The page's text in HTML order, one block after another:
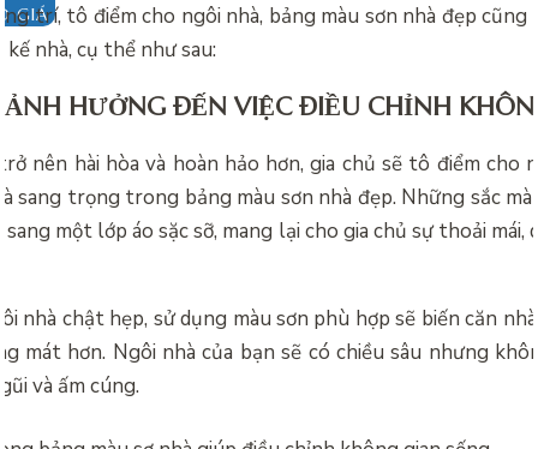
GIÁtrí, tô điểm cho ngôi nhà, bảng màu sơn nhà đẹp cũng
nhà, cụ thể như sau:
HƯỞNG ĐẾN VIỆC ĐIỀU CHỈNH
nên hài hòa và hoàn hảo hơn, gia chủ sẽ tô điểm cho
sang trọng trong bảng màu sơn nhà đẹp. Những sắc
một lớp áo sặc sỡ, mang lại cho gia chủ sự thoải mái,
nhà chật hẹp, sử dụng màu sơn phù hợp sẽ biến căn
mát hơn. Ngôi nhà của bạn sẽ có chiều sâu nhưng
và ấm cúng.